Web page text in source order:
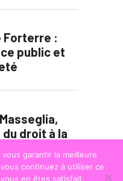
garantir la meilleure
continuez à utiliser ce
en êtes satisfait.